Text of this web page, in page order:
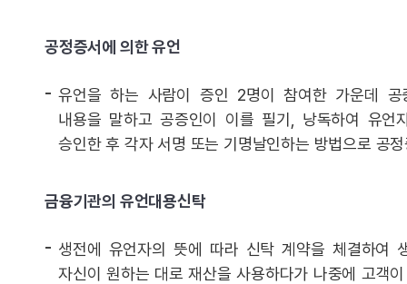
공정증서에 의한 유언
유언을 하는 사람이 증인 2명이 참여한 가운데 공
내용을 말하고 공증인이 이를 필기, 낭독하여 유언
승인한 후 각자 서명 또는 기명날인하는 방법으로 공
금융기관의 유언대용신탁
생전에 유언자의 뜻에 따라 신탁 계약을 체결하여
자신이 원하는 대로 재산을 사용하다가 나중에 고객